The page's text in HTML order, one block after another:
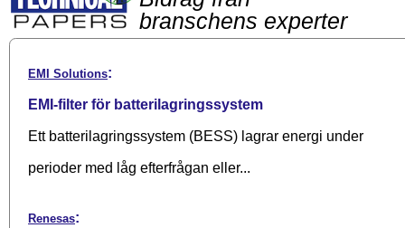
branschens experter
EMI Solutions:
EMI-filter för batterilagringssystem
Ett batterilagringssystem (BESS) lagrar energi under
perioder med låg efterfrågan eller...
Renesas: